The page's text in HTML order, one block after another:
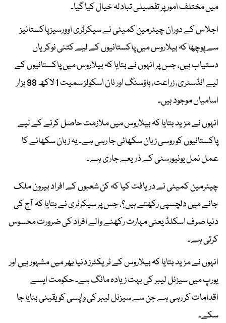
میں مختلف امور پر تفصیلی تبادلہ خیال کیا گیا۔
اجلاس کے دوران چیئرمین کمیٹی نے سیکرٹری اوورسیز پاکستانیز
سے پوچھا کہ بیلاروس میں پاکستانیوں کے لیے کتنی نوکریاں
دستیاب ہیں، جس پر انہوں نے بتایا کہ بیلاروس میں پاکستانیوں کے
لیے انڈسٹری، زراعت، ہاؤسنگ اور نان اسکولز سمیت 1 لاکھ 98 ہزار
اسامیاں موجود ہیں۔
انہوں نے مزید بتایا کہ بیلاروس میں ملازمت حاصل کرنے کے لیے
پاکستانیوں کو روسی زبان سکھائی جا رہی ہے۔ یہ زبان سکھانے کا
عمل نمل یونیورسٹی کے ذریعے جاری ہے۔
چیئرمین کمیٹی نے دریافت کیا کہ کن شعبوں کے افراد بیرون ملک
جانے میں دلچسپی رکھتے ہیں؟، جس پر سیکرٹری نے بتایا کہ آج کی
دنیا صرف اسکلڈ یعنی مہارت رکھنے والے افراد کی ضرورت محسوس
کرتی ہے۔
انہوں نے مزید بتایا کہ بیلاروس کے ٹریکٹرز دنیا بھر میں مشہور ہیں اور
یورپ میں سیزنل لیبر کی بہت زیادہ مانگ ہے۔ حکومت ایسے
اقدامات کر رہی ہے جن سے سیزنل لیبر کی واپسی کو یقینی بنایا جا
سکے۔